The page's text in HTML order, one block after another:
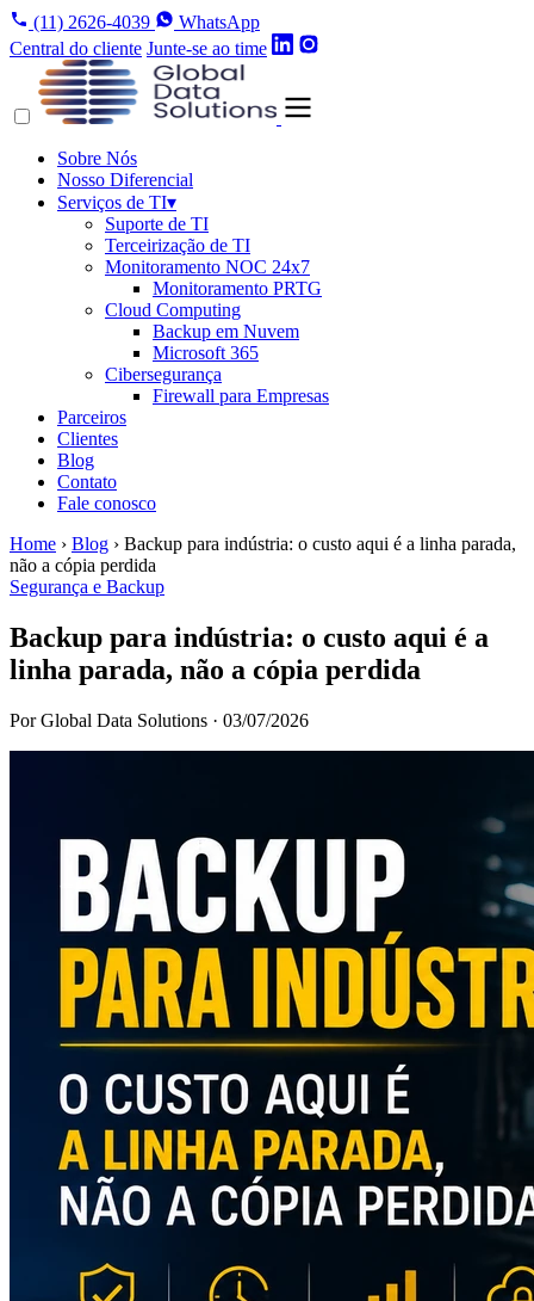
(11) 2626-4039
WhatsApp
Central do cliente Junte-se ao time
Sobre Nós
Nosso Diferencial
Serviços de TI▾
Suporte de TI
Terceirização de TI
Monitoramento NOC 24x7
Monitoramento PRTG
Cloud Computing
Backup em Nuvem
Microsoft 365
Cibersegurança
Firewall para Empresas
Parceiros
Clientes
Blog
Contato
Fale conosco
Home › Blog › Backup para indústria: o custo aqui é a linha parada,
não a cópia perdida
Segurança e Backup
Backup para indústria: o custo aqui é a
linha parada, não a cópia perdida
Por Global Data Solutions · 03/07/2026